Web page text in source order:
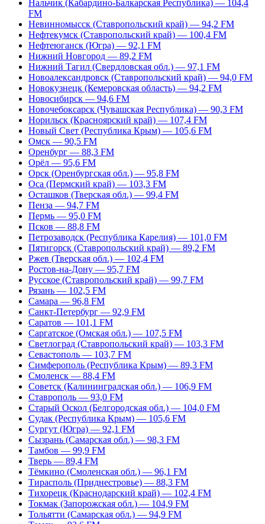
Нальчик (Кабардино-Балкарская Республика) — 104,4
FM
Невинномысск (Ставропольский край) — 94,2 FM
Нефтекумск (Ставропольский край) — 100,4 FM
Нефтеюганск (Югра) — 92,1 FM
Нижний Новгород — 89,2 FM
Нижний Тагил (Свердловская обл.) — 97,1 FM
Новоалександровск (Ставропольский край) — 94,0 FM
Новокузнецк (Кемеровская область) — 94,2 FM
Новосибирск — 94,6 FM
Новочебоксарск (Чувашская Республика) — 90,3 FM
Норильск (Красноярский край) — 107,4 FM
Новый Свет (Республика Крым) — 105,6 FM
Омск — 90,5 FM
Оренбург — 88,3 FM
Орёл — 95,6 FM
Орск (Оренбургская обл.) — 95,8 FM
Оса (Пермский край) — 103,3 FM
Осташков (Тверская обл.) — 99,4 FM
Пенза — 94,7 FM
Пермь — 95,0 FM
Псков — 88,8 FM
Петрозаводск (Республика Карелия) — 101,0 FM
Пятигорск (Ставропольский край) — 89,2 FM
Ржев (Тверская обл.) — 102,4 FM
Ростов-на-Дону — 95,7 FM
Русское (Ставропольский край) — 99,7 FM
Рязань — 102,5 FM
Самара — 96,8 FM
Санкт-Петербург — 92,9 FM
Саратов — 101,1 FM
Саргатское (Омская обл.) — 107,5 FM
Светлоград (Ставропольский край) — 103,3 FM
Севастополь — 103,7 FM
Симферополь (Республика Крым) — 89,3 FM
Смоленск — 88,4 FM
Советск (Калининградская обл.) — 106,9 FM
Ставрополь — 93,0 FM
Старый Оскол (Белгородская обл.) — 104,0 FM
Судак (Республика Крым) — 105,6 FM
Сургут (Югра) — 92,1 FM
Сызрань (Самарская обл.) — 98,3 FM
Тамбов — 99,9 FM
Тверь — 89,4 FM
Тёмкино (Смоленская обл.) — 96,1 FM
Тирасполь (Приднестровье) — 88,3 FM
Тихорецк (Краснодарский край) — 102,4 FM
Токмак (Запорожская обл.) — 104,9 FM
Тольятти (Самарская обл.) — 94,9 FM